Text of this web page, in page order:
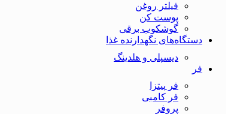
فیلتر روغن
پوست کن
گوشکوب برقی
دستگاه‌های نگهدارنده غذا
دیسپلی و هلدینگ
فر
فر پیتزا
فر کامبی
پروفر